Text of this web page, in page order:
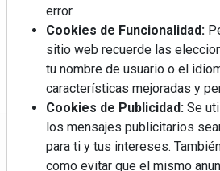
Regístrate y accede
error.
Cookies de Funcionalidad:
sitio web recuerde las
tu nombre de usuario o el
características mejoradas y
Cookies de Publicidad: Se
los mensajes publicitarios
para ti y tus intereses.
como evitar que el mismo